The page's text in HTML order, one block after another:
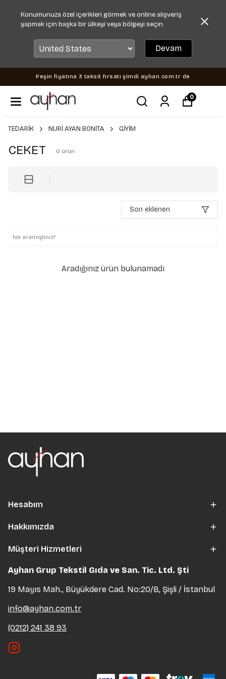
Konumunuza özel içerikleri görmek ve online alışveriş
yapmak için başka bir ülkeyi veya bölgeyi seçin.
Devam
Peşin fiyatına 3 taksit fırsatı şimdi ayhan.com.tr de
0
TEDARİK NURİ AYAN BONİTA GİYİM
CEKET 0 ürün
Son eklenen
Aradığınız ürün bulunamadı
Hesabım
Hakkımızda
Müşteri Hizmetleri
Ayhan Grup Tekstil Gıda ve San. Tic. Ltd. Şti
19 Mayıs Mah., Büyükdere Cad. No:20/B, Şişli / İstanbul
info@ayhan.com.tr
(0212) 241 38 93